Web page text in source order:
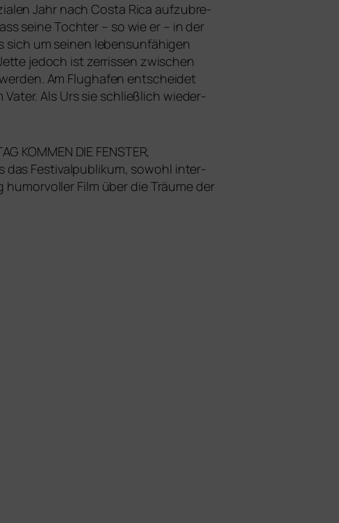
Jahr nach Costa Rica auf­zu­bre­
sei­ne Tochter – so wie er – in der
sich um sei­nen lebens­un­fä­hi­gen
jedoch ist zer­ris­sen zwi­schen
Am Flughafen ent­schei­det
Als Urs sie schließ­lich wie­der­
KOMMEN DIE FENSTER,
das Festivalpublikum, sowohl inter­
Film über die Träume der